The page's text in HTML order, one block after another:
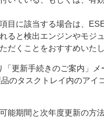
目に該当する場合は、
ると検出エンジンやモジ
だくことをおすすめいたし
「更新手続きのご案内」メ
のタスクトレイ内のアイ
能期間と次年度更新の方